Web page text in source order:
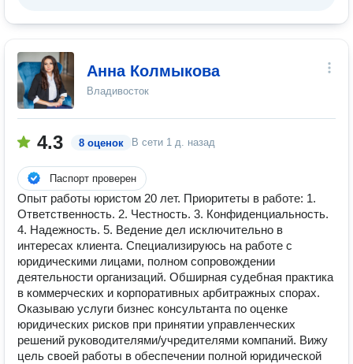
Анна Колмыкова
Владивосток
4.3 8 оценок В сети 1 д. назад
Паспорт проверен
Опыт работы юристом 20 лет. Приоритеты в работе: 1.
Ответственность. 2. Честность. 3. Конфиденциальность.
4. Надежность. 5. Ведение дел исключительно в
интересах клиента. Специализируюсь на работе с
юридическими лицами, полном сопровождении
деятельности организаций. Обширная судебная практика
в коммерческих и корпоративных арбитражных спорах.
Оказываю услуги бизнес консультанта по оценке
юридических рисков при принятии управленческих
решений руководителями/учредителями компаний. Вижу
цель своей работы в обеспечении полной юридической